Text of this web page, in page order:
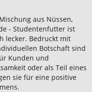
aus Nüssen,
- Studentenfutter ist
lecker. Bedruckt mit
Botschaft sind
Kunden und
oder als Teil eines
sie für eine positive